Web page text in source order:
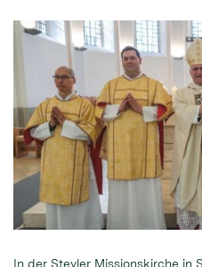
In der Steyler Missionskirche in